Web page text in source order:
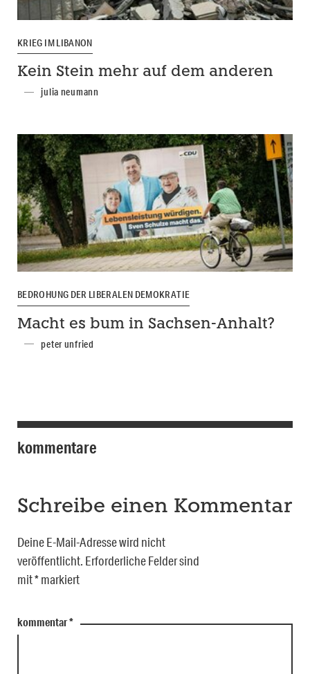
KRIEG IM LIBANON
Kein Stein mehr auf dem anderen
julia neumann
BEDROHUNG DER LIBERALEN DEMOKRATIE
Macht es bum in Sachsen-Anhalt?
peter unfried
kommentare
Schreibe einen Kommentar
Deine E-Mail-Adresse wird nicht
veröffentlicht. Erforderliche Felder sind
mit*markiert
kommentar*